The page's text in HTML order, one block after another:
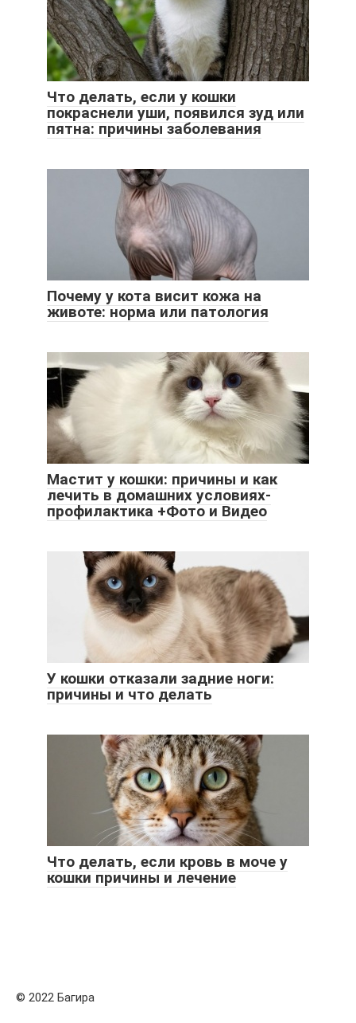
Что делать, если у кошки
покраснели уши, появился зуд или
пятна: причины заболевания
Почему у кота висит кожа на
животе: норма или патология
Мастит у кошки: причины и как
лечить в домашних условиях-
профилактика +Фото и Видео
У кошки отказали задние ноги:
причины и что делать
Что делать, если кровь в моче у
кошки причины и лечение
© 2022 Багира